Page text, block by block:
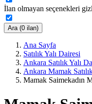
İlan olmayan seçenekleri
Ara (0 ilan)
Ana Sayfa
Satılık Yalı Dairesi
Ankara Satılık Yalı
Ankara Mamak
Mamak Saimekadın